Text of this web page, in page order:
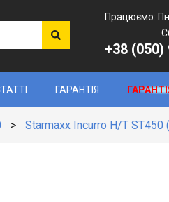
Працюємо:
Сб з
+38
ГАРАНТІЯ
> Starmaxx Incurro H/T